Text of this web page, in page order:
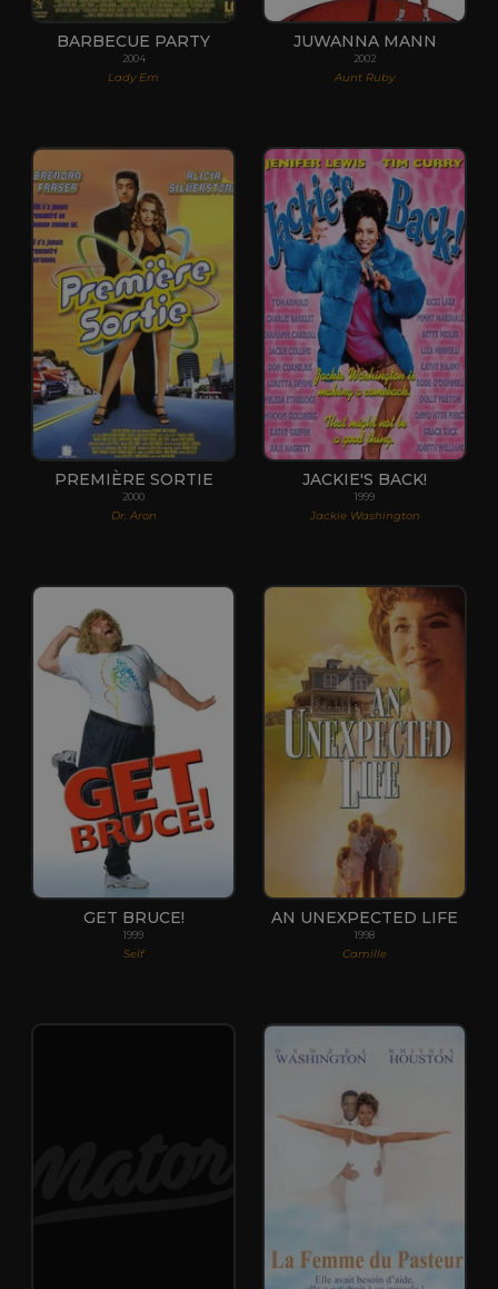
BARBECUE PARTY
2004
Lady Em
JUWANNA MANN
2002
Aunt Ruby
PREMIÈRE SORTIE
2000
Dr. Aron
JACKIE'S BACK!
1999
Jackie Washington
GET BRUCE!
1999
Self
AN UNEXPECTED LIFE
1998
Camille